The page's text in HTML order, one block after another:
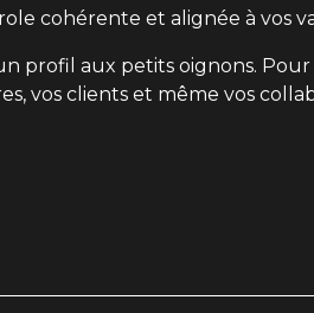
cohérente et alignée à vos
profil aux petits oignons.
vos clients et même vos